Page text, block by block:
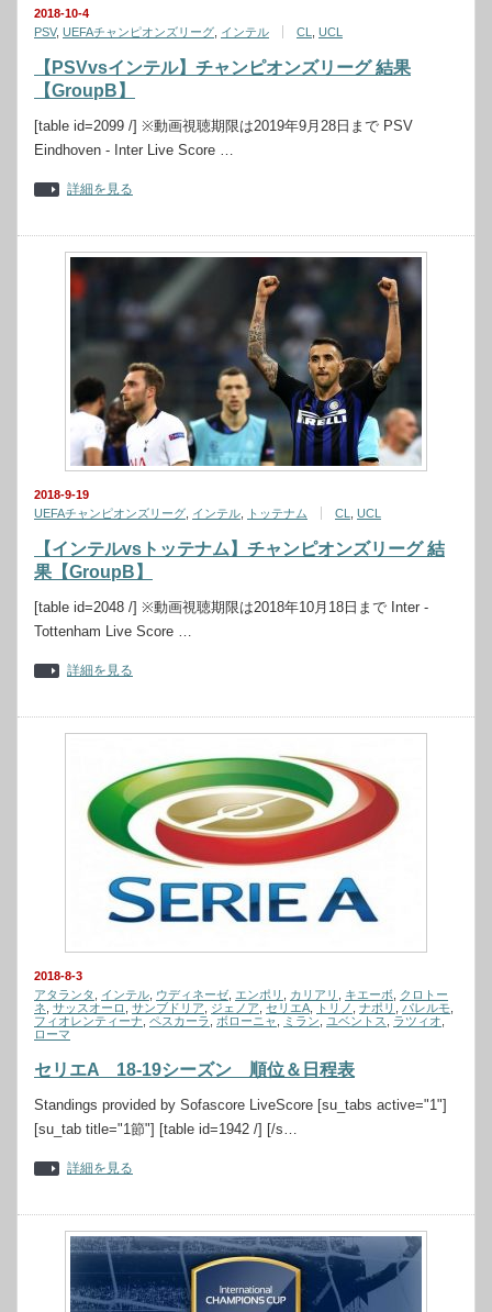
2018-10-4
PSV, UEFAチャンピオンズリーグ インテル CL UCL
【PSVvsインテル】チャンピオンズリーグ 結果
【GroupB】
[table id=2099 /] ※動画視聴期限は2019年9月28日まで PSV
Eindhoven - Inter Live Score …
詳細を見る
2018-9-19
UEFAチャンピオンズリーグ インテル トッテナム CL UCL
【インテルvsトッテナム】チャンピオンズリーグ 結
果【GroupB】
[table id=2048 /] ※動画視聴期限は2018年10月18日まで Inter -
Tottenham Live Score …
詳細を見る
2018-8-3
アタランタ
インテル ウディネーゼ エンポリ カリアリ キエーボ
クロトー
ネ サッスオーロ サンブドリア ジェノア セリエA トリノ ナポリ パレルモ
フィオレンティーナ ペスカーラ ボローニャ ミラン ユベントス ラツィオ
ローマ
セリエA 18-19シーズン 順位＆日程表
Standings provided by Sofascore LiveScore [su_tabs active="1"]
[su_tab title="1節"] [table id=1942 /] [/s…
詳細を見る